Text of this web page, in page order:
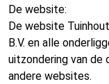
De website:
De website
B.V. en alle
uitzondering van de
andere websites.